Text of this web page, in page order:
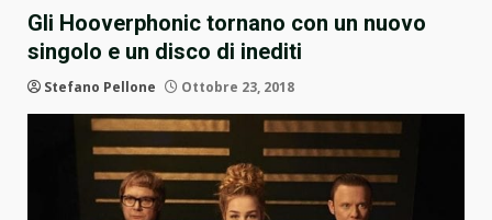
Gli Hooverphonic tornano con un nuovo
singolo e un disco di inediti
Stefano Pellone Ottobre 23, 2018